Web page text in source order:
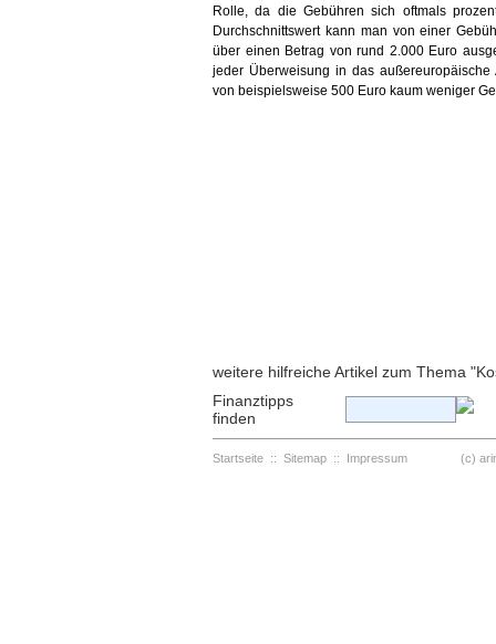
Rolle, da die Gebühren sich oftmals
Durchschnittswert kann man von einer
über einen Betrag von rund 2.000 Euro
jeder Überweisung in das
von beispielsweise 500 Euro kaum weniger
weitere hilfreiche Artikel zum Thema
Finanztipps
finden
Startseite :: Sitemap :: Impressum (c)